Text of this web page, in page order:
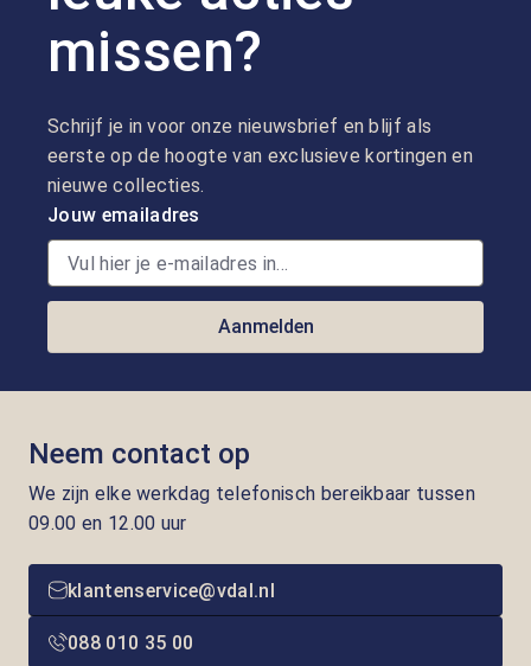
missen?
Schrijf je in voor onze nieuwsbrief en blijf als
eerste op de hoogte van exclusieve kortingen en
nieuwe collecties.
Jouw emailadres
Aanmelden
Neem contact op
We zijn elke werkdag telefonisch bereikbaar tussen
09.00 en 12.00 uur
klantenservice@vdal.nl
088 010 35 00